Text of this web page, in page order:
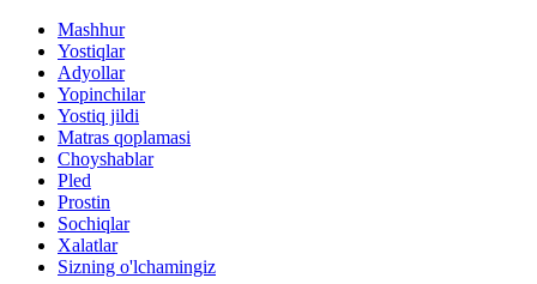
Mashhur
Yostiqlar
Adyollar
Yopinchilar
Yostiq jildi
Matras qoplamasi
Choyshablar
Pled
Prostin
Sochiqlar
Xalatlar
Sizning o'lchamingiz